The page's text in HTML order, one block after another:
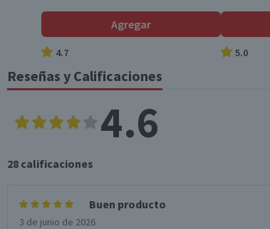
Agregar
4.7 5.0
Reseñas y Calificaciones
4.6
28 calificaciones
Buen producto
3 de junio de 2026